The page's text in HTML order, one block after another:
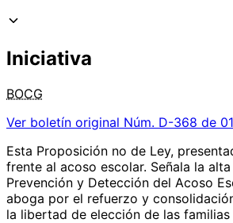
Iniciativa
BOCG
Ver boletín original Núm. D-368 de
Esta Proposición no de Ley,
frente al acoso escolar. Señala la
Prevención y Detección del Acoso
aboga por el refuerzo y
la libertad de elección de las